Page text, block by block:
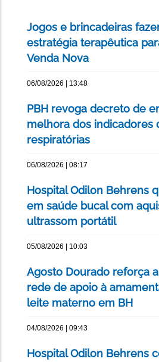
Jogos e brincadeiras
estratégia terapêutica
Venda Nova
06/08/2026 | 13:48
PBH revoga decreto de
melhora dos indicadores
respiratórias
06/08/2026 | 08:17
Hospital Odilon Behrens
em saúde bucal com
ultrassom portátil
05/08/2026 | 10:03
Agosto Dourado reforça
rede de apoio à
leite materno em BH
04/08/2026 | 09:43
Hospital Odilon Behrens